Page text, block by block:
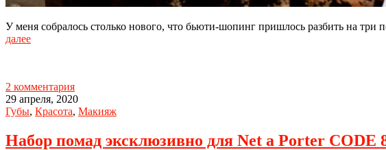
У меня собралось столько нового, что бьюти-шопинг пришлось разбить на три
далее
2 комментария
29 апреля, 2020
Губы, Красота, Макияж
Набор помад эксклюзивно для Net a Porter CODE